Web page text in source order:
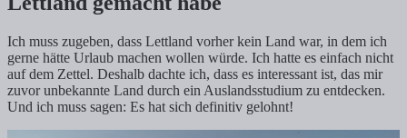
Ich muss zugeben, dass Lettland vorher kein Land war, in dem ich
gerne hätte Urlaub machen wollen würde. Ich hatte es einfach nicht
auf dem Zettel. Deshalb dachte ich, dass es interessant ist, das mir
zuvor unbekannte Land durch ein Auslandsstudium zu entdecken.
Und ich muss sagen: Es hat sich definitiv gelohnt!